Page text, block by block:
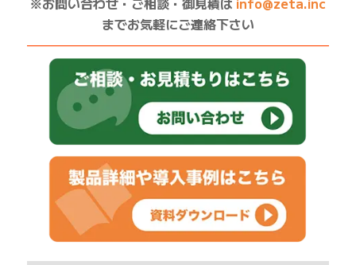
までお気軽にご連絡下さい